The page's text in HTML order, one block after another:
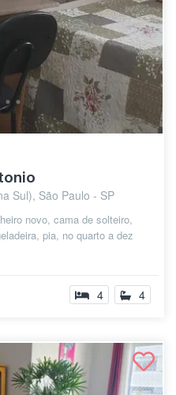
Sul), São Paulo - SP
novo, cama de solteiro,
pia, no quarto a dez
4 4